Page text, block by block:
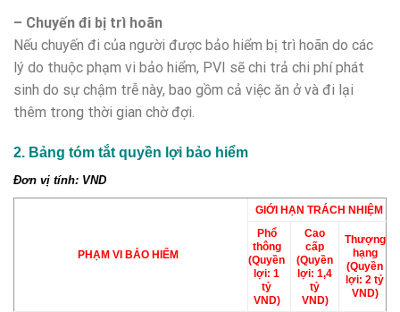
– Chuyến đi bị trì hoãn
Nếu chuyến đi của người được bảo hiểm bị trì hoãn do các
lý do thuộc phạm vi bảo hiểm, PVI sẽ chi trả chi phí phát
sinh do sự chậm trễ này, bao gồm cả việc ăn ở và đi lại
thêm trong thời gian chờ đợi.
2. Bảng tóm tắt quyền lợi bảo hiểm
Đơn vị tính: VND
PHẠM VI BẢO HIỂM
GIỚI HẠN TRÁCH NHIỆM
Phổ
thông
(Quyền
lợi: 1
tỷ
VND)
Cao
cấp
(Quyền
lợi: 1,4
tỷ
VND)
Thượng
hạng
(Quyền
lợi: 2 tỷ
VND)